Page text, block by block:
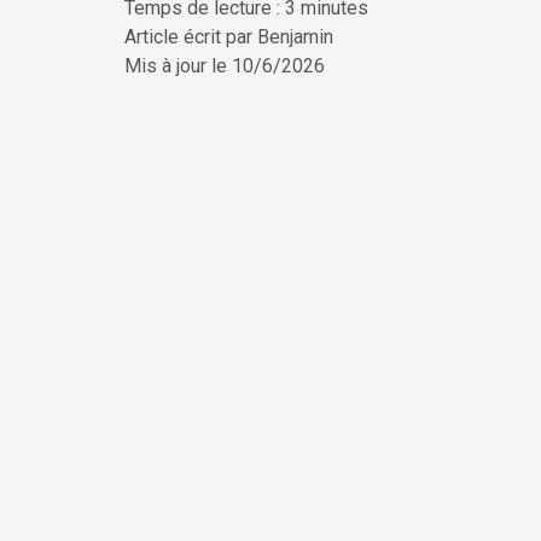
Temps de lecture : 3 minutes
Article écrit par Benjamin
Mis à jour le 10/6/2026